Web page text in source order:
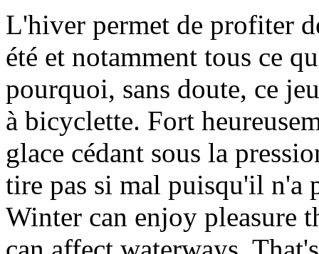
L'hiver permet de profiter
été et notamment tous ce
pourquoi, sans doute, ce
à bicyclette. Fort
glace cédant sous la
tire pas si mal puisqu'il n'a
Winter can enjoy pleasure